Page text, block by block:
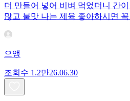
더 만들어 넣어 비벼 먹었더니 간
많고 불맛 나는 제육 좋아하시면
으앵
조회수 1.2만26.06.30